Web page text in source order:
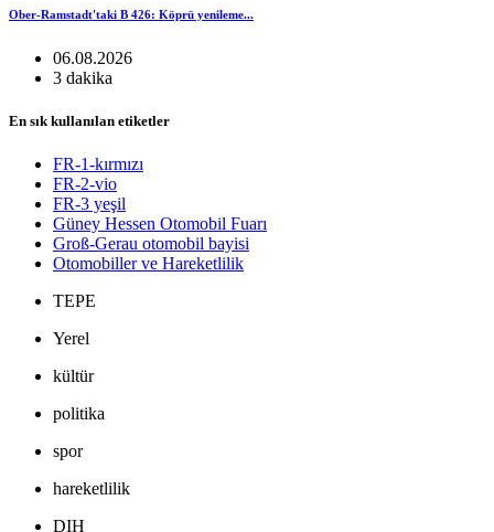
Ober-Ramstadt'taki B 426: Köprü yenileme...
06.08.2026
3 dakika
En sık kullanılan etiketler
FR-1-kırmızı
FR-2-vio
FR-3 yeşil
Güney Hessen Otomobil Fuarı
Groß-Gerau otomobil bayisi
Otomobiller ve Hareketlilik
TEPE
Yerel
kültür
politika
spor
hareketlilik
DIH